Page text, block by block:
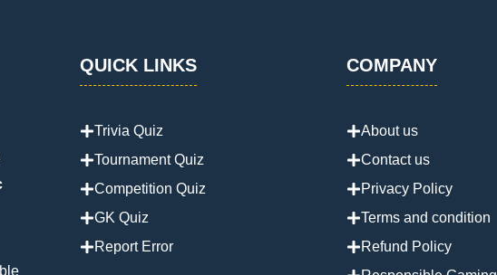
QUICK LINKS
Trivia Quiz
Tournament Quiz
Competition Quiz
GK Quiz
Report Error
COMPANY
About us
Contact us
Privacy Policy
Terms and condition
Refund Policy